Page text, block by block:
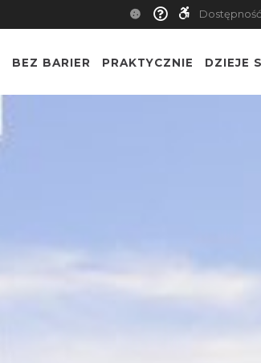
BEZ BARIER PRAKTYCZNIE DZIEJE